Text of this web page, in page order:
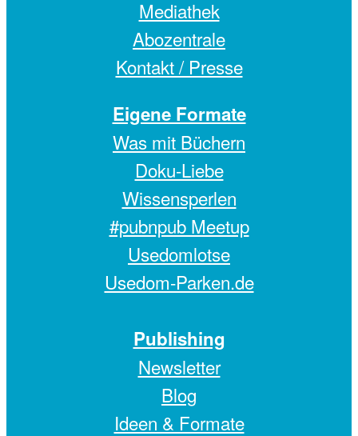
Mediathek
Abozentrale
Kontakt / Presse
Eigene Formate
Was mit Büchern
Doku-Liebe
Wissensperlen
#pubnpub Meetup
Usedomlotse
Usedom-Parken.de
Publishing
Newsletter
Blog
Ideen & Formate